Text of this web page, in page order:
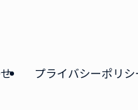
プライバシーポリシ